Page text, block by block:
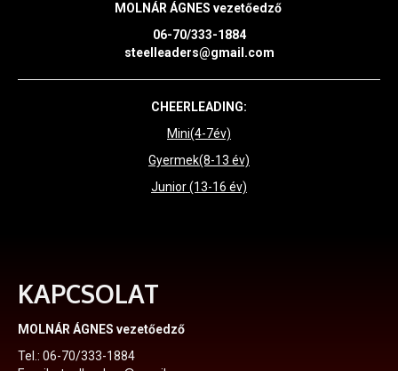
MOLNÁR ÁGNES vezetőedző
06-70/333-1884
steelleaders@gmail.com
CHEERLEADING:
Mini(4-7év)
Gyermek(8-13 év)
Junior (13-16 év)
KAPCSOLAT
MOLNÁR ÁGNES vezetőedző
Tel.: 06-70/333-1884